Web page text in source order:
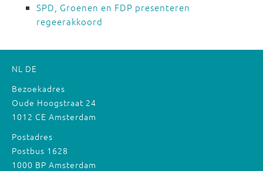
SPD, Groenen en FDP presenteren
regeerakkoord
NL DE
Bezoekadres
Oude Hoogstraat 24
1012 CE Amsterdam
Postadres
Postbus 1628
1000 BP Amsterdam